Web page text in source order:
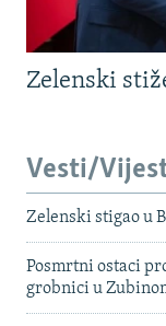
Zelenski
Vesti/
Zelenski stigao u
Posmrtni ostaci
grobnici u